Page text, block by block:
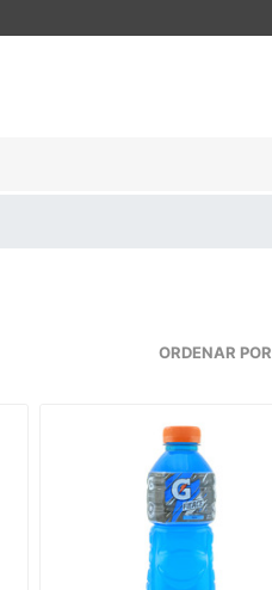
ORDENAR POR